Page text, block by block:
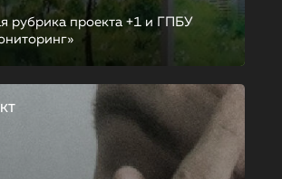
рубрика проекта +1 и ГПБУ